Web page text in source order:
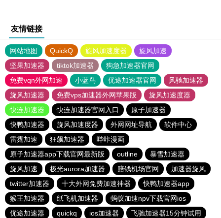
友情链接
网站地图 QuickQ 旋风加速度器
旋风加速
坚果加速器
tiktok加速器
狗急加速器官网
免费vqn外网加速
小蓝鸟 优途加速器官网
风驰加速器
旋风加速器
免费vps加速器外网苹果版
旋风加速度器
快连加速器
快连加速器官网入口
原子加速器
快鸭加速器
旋风加速度器 外网网址导航
软件中心
雷霆加速
狂飙加速器
哔咔漫画
原子加速器app下载官网最新版
outline
暴雪加速器
旋风加速
极光aurora加速器 赔钱机场官网
加速器旋风
twitter加速器
十大外网免费加速神器
快鸭加速器app
猴王加速器
纸飞机加速器
蚂蚁加速npv下载官网ios
优途加速器
quickq ios加速器
飞驰加速器15分钟试用